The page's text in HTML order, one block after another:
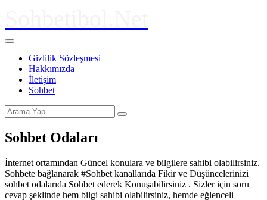
Gizlilik Sözleşmesi
Hakkımızda
İletişim
Sohbet
Sohbet Odaları
İnternet ortamından Güncel konulara ve bilgilere sahibi olabilirsiniz.
Sohbete bağlanarak #Sohbet kanallarıda Fikir ve Düşüncelerinizi
sohbet odalarıda Sohbet ederek Konuşabilirsiniz . Sizler için soru
cevap şeklinde hem bilgi sahibi olabilirsiniz, hemde eğlenceli